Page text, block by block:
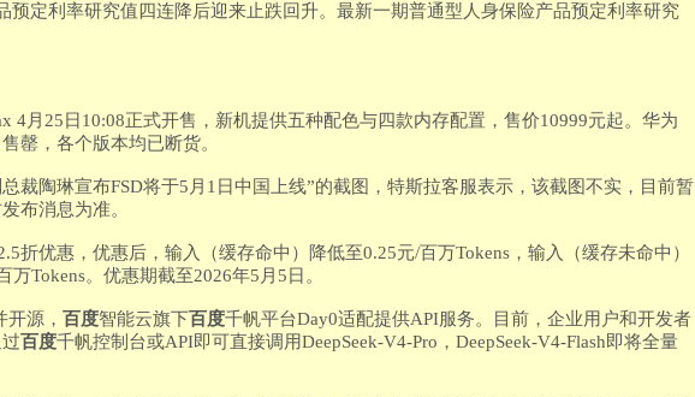
预定利率研究值四连降后迎来止跌回升。最新一期普通型人身保险产品预定利率研究
4月25日10:08正式开售，新机提供五种配色与四款内存配置，售价10999元起。华为
罄，各个版本均已断货。
裁陶琳宣布FSD将于5月1日中国上线”的截图，特斯拉客服表示，该截图不实，目前暂
布消息为准。
折优惠，优惠后，输入（缓存命中）降低至0.25元/百万Tokens，输入（缓存未命中）
万Tokens。优惠期截至2026年5月5日。
源， 百度智能云旗下百度千帆平台Day0适配提供API服务。目前，企业用户和开发者
百度千帆控制台或API即可直接调用DeepSeek-V4-Pro，DeepSeek-V4-Flash即将全量